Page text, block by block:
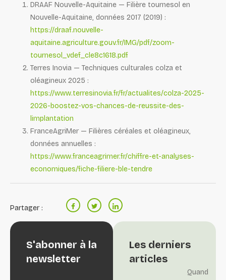
DRAAF Nouvelle-Aquitaine — Filière tournesol en
Nouvelle-Aquitaine, données 2017 (2019) :
https://draaf.nouvelle-
aquitaine.agriculture.gouv.fr/IMG/pdf/zoom-
tournesol_vdef_cle8c1618.pdf
Terres Inovia — Techniques culturales colza et
oléagineux 2025 :
https://www.terresinovia.fr/fr/actualites/colza-2025-
2026-boostez-vos-chances-de-reussite-des-
limplantation
FranceAgriMer — Filières céréales et oléagineux,
données annuelles :
https://www.franceagrimer.fr/chiffre-et-analyses-
economiques/fiche-filiere-ble-tendre
Partager :
Les derniers
articles
Quand
S'abonner à la
newsletter